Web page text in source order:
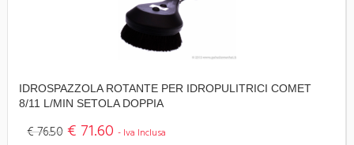
IDROSPAZZOLA ROTANTE PER IDROPULITRICI COMET
8/11 L/MIN SETOLA DOPPIA
€ 76.50 € 71.60 - Iva Inclusa